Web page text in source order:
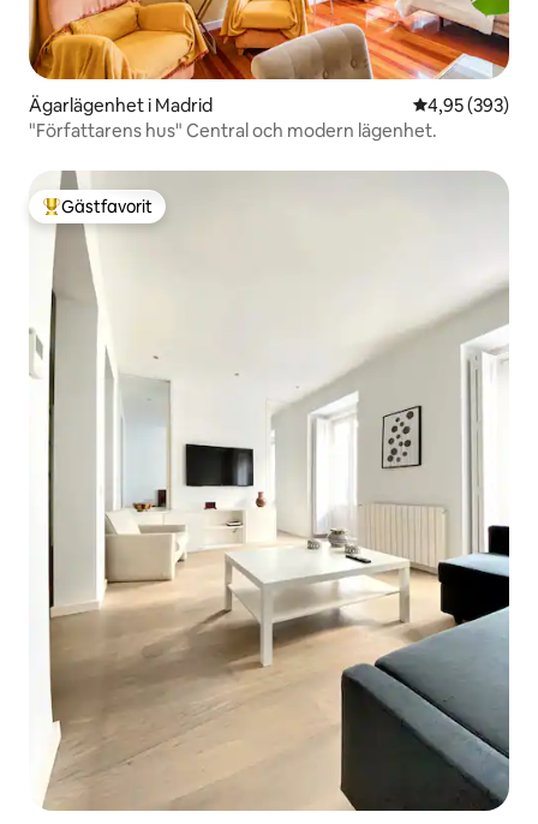
Ägarlägenhet i Madrid 4,95 av 5 i
4,95 (393)
"Författarens hus" Central och modern lägenhet.
Populär gästfavorit
Gästfavorit